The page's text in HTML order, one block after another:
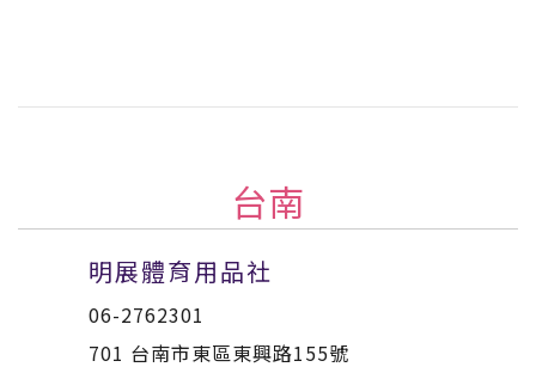
台南
明展體育用品社
06-2762301
701 台南市東區東興路155號